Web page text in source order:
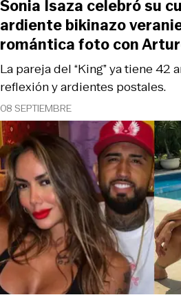
08 SEPTIEMBRE
La pareja del “King” ya tiene 42
reflexión y ardientes postales.
Sonia Isaza celebró su
ardiente bikinazo
romántica foto con